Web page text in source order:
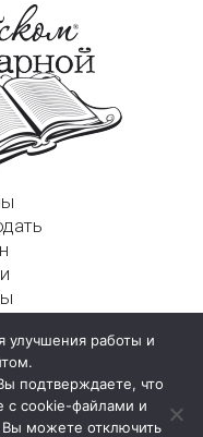
д. 4а, стр. 1
работы и
подтверждаете, что
с cookie-файлами и
можете отключить